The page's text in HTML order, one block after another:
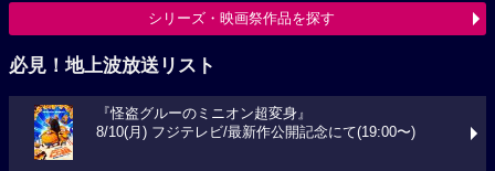
シリーズ・映画祭作品を探す
必見！地上波放送リスト
『怪盗グルーのミニオン超変身』
8/10(月) フジテレビ/最新作公開記念にて(19:00〜)